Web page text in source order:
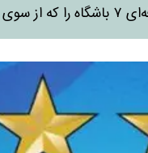
کرد.